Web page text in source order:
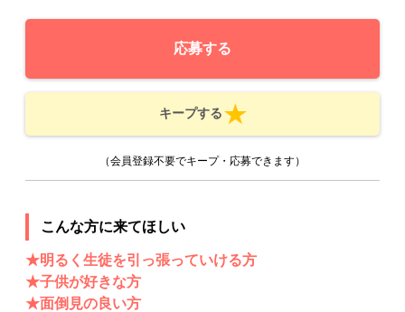
応募する
キープする
（会員登録不要でキープ・応募できます）
こんな方に来てほしい
★明るく生徒を引っ張っていける方
★子供が好きな方
★面倒見の良い方